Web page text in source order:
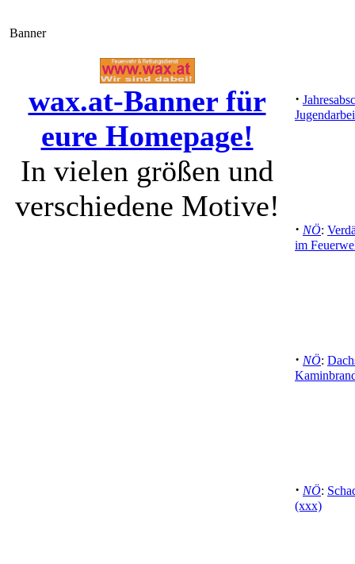
Banner
wax.at-Banner für
eure Homepage!
In vielen größen und
verschiedene Motive!
·
· NÖ:
im
· NÖ:
· NÖ:
(xxx)